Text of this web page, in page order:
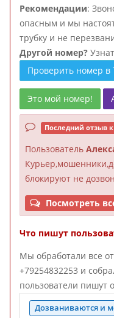
Рекомендации:
опасным и мы
трубку и не
Другой номер?
Проверить номер в
Это мой номер!
Последний отзыв
Пользователь
блокируют не
Посмотреть
Что пишут
Мы обработали все
+79254832253 и
пользователи пишут
Дозваниваются и